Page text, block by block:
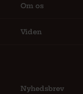
Om os
Viden
Nyhedsbrev